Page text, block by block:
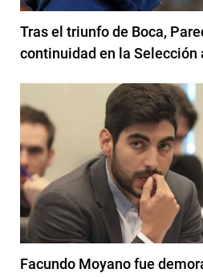
Tras el triunfo de Boca,
continuidad en la Selección
Facundo Moyano fue